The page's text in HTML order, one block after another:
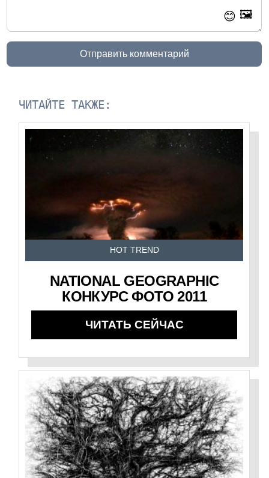
😊 🖼️
Отправить комментарий
ЧИТАЙТЕ ТАКЖЕ:
HOT TREND
NATIONAL GEOGRAPHIC
КОНКУРС ФОТО 2011
ЧИТАТЬ СЕЙЧАС